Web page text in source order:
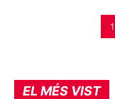
1
EL MÉS VIST